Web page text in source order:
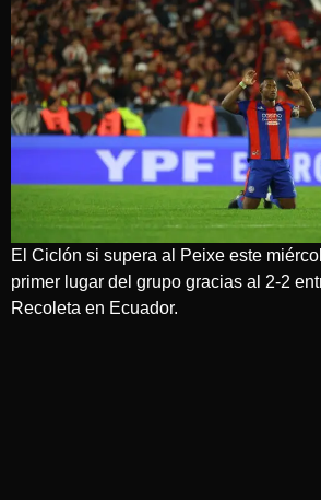
El Ciclón si supera al Peixe este
primer lugar del grupo gracias al 2-2
Recoleta en Ecuador.